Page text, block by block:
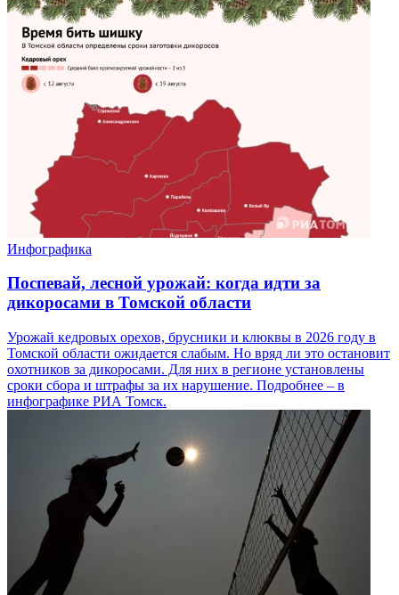
Инфографика
Поспевай, лесной урожай: когда идти за
дикоросами в Томской области
Урожай кедровых орехов, брусники и клюквы в 2026 году в
Томской области ожидается слабым. Но вряд ли это остановит
охотников за дикоросами. Для них в регионе установлены
сроки сбора и штрафы за их нарушение. Подробнее – в
инфографике РИА Томск.